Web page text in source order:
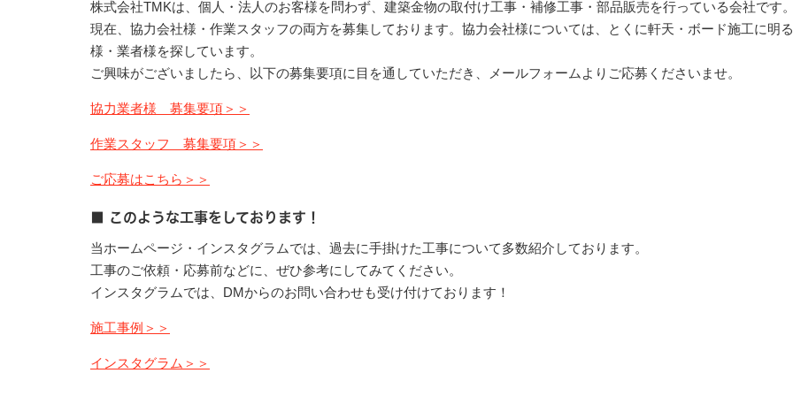
株式会社TMKは、個人・法人のお客様を問わず、建築金物の取付け工事・補修工事・部品販売を行っている会社です。
現在、協力会社様・作業スタッフの両方を募集しております。協力会社様については、とくに軒天・ボード施工に明
様・業者様を探しています。
ご興味がございましたら、以下の募集要項に目を通していただき、メールフォームよりご応募くださいませ。
協力業者様 募集要項＞＞
作業スタッフ 募集要項＞＞
ご応募はこちら＞＞
■ このような工事をしております！
当ホームページ・インスタグラムでは、過去に手掛けた工事について多数紹介しております。
工事のご依頼・応募前などに、ぜひ参考にしてみてください。
インスタグラムでは、DMからのお問い合わせも受け付けております！
施工事例＞＞
インスタグラム＞＞